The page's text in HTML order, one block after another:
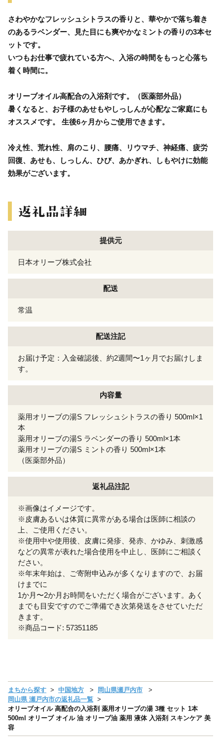
さわやかなフレッシュシトラスの香りと、華やかで落ち着き
のあるラベンダー、見た目にも爽やかなミントの香りの3本セ
ットです。
いつもお仕事で疲れている方へ、入浴の時間をもっと心落ち
着く時間に。
オリーブオイル高配合の入浴剤です。（医薬部外品）
暑くなると、お子様のあせもやしっしんが心配なご家庭にも
オススメです。 生後6ヶ月からご使用できます。
冷え性、荒れ性、肩のこり、腰痛、リウマチ、神経痛、疲労
回復、あせも、しっしん、ひび、あかぎれ、しもやけに効能
効果がございます。
提供元
日本オリーブ株式会社
配送
常温
配送注記
お届け予定：入金確認後、約2週間〜1ヶ月でお届けしま
す。
内容量
薬用オリーブの湯S フレッシュシトラスの香り 500ml×1
本
薬用オリーブの湯S ラベンダーの香り 500ml×1本
薬用オリーブの湯S ミントの香り 500ml×1本
（医薬部外品）
返礼品注記
※画像はイメージです。
※皮膚あるいは体質に異常がある場合は医師に相談の
上、ご使用ください。
※使用中や使用後、皮膚に発疹、発赤、かゆみ、刺激感
などの異常が表れた場合使用を中止し、医師にご相談く
ださい。
※年末年始は、ご寄附申込みが多くなりますので、お届
けまでに
1か月〜2か月お時間をいただく場合がございます。あく
までも目安ですのでご準備でき次第発送をさせていただ
きます。
※商品コード: 57351185
まちから探す 中国地方
岡山県瀬戸内市
岡山県 瀬戸内市の返礼品一覧
オリーブオイル 高配合の入浴剤 薬用オリーブの湯 3種 セット 1本
500ml オリーブ オイル 油 オリーブ油 薬用 液体 入浴剤 スキンケア 美
容